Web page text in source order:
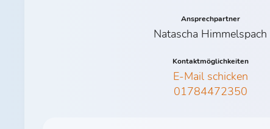
Ansprechpartner
Natascha Himmelspach
Kontaktmöglichkeiten
E-Mail schicken
01784472350